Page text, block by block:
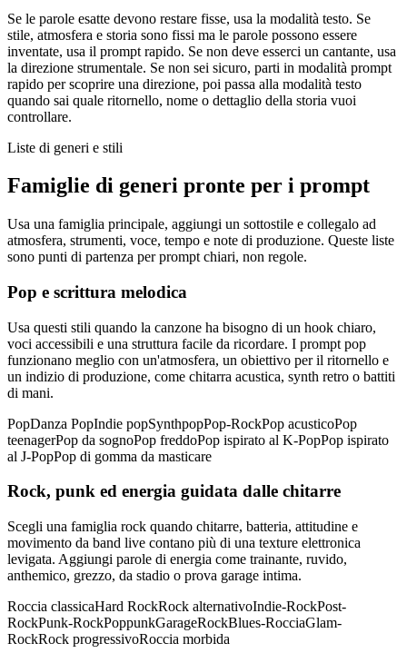
Se le parole esatte devono restare fisse, usa la modalità testo. Se
stile, atmosfera e storia sono fissi ma le parole possono essere
inventate, usa il prompt rapido. Se non deve esserci un cantante, usa
la direzione strumentale. Se non sei sicuro, parti in modalità prompt
rapido per scoprire una direzione, poi passa alla modalità testo
quando sai quale ritornello, nome o dettaglio della storia vuoi
controllare.
Liste di generi e stili
Famiglie di generi pronte per i prompt
Usa una famiglia principale, aggiungi un sottostile e collegalo ad
atmosfera, strumenti, voce, tempo e note di produzione. Queste liste
sono punti di partenza per prompt chiari, non regole.
Pop e scrittura melodica
Usa questi stili quando la canzone ha bisogno di un hook chiaro,
voci accessibili e una struttura facile da ricordare. I prompt pop
funzionano meglio con un'atmosfera, un obiettivo per il ritornello e
un indizio di produzione, come chitarra acustica, synth retro o battiti
di mani.
PopDanza PopIndie popSynthpopPop-RockPop acusticoPop
teenagerPop da sognoPop freddoPop ispirato al K-PopPop ispirato
al J-PopPop di gomma da masticare
Rock, punk ed energia guidata dalle chitarre
Scegli una famiglia rock quando chitarre, batteria, attitudine e
movimento da band live contano più di una texture elettronica
levigata. Aggiungi parole di energia come trainante, ruvido,
anthemico, grezzo, da stadio o prova garage intima.
Roccia classicaHard RockRock alternativoIndie-RockPost-
RockPunk-RockPoppunkGarageRockBlues-RocciaGlam-
RockRock progressivoRoccia morbida